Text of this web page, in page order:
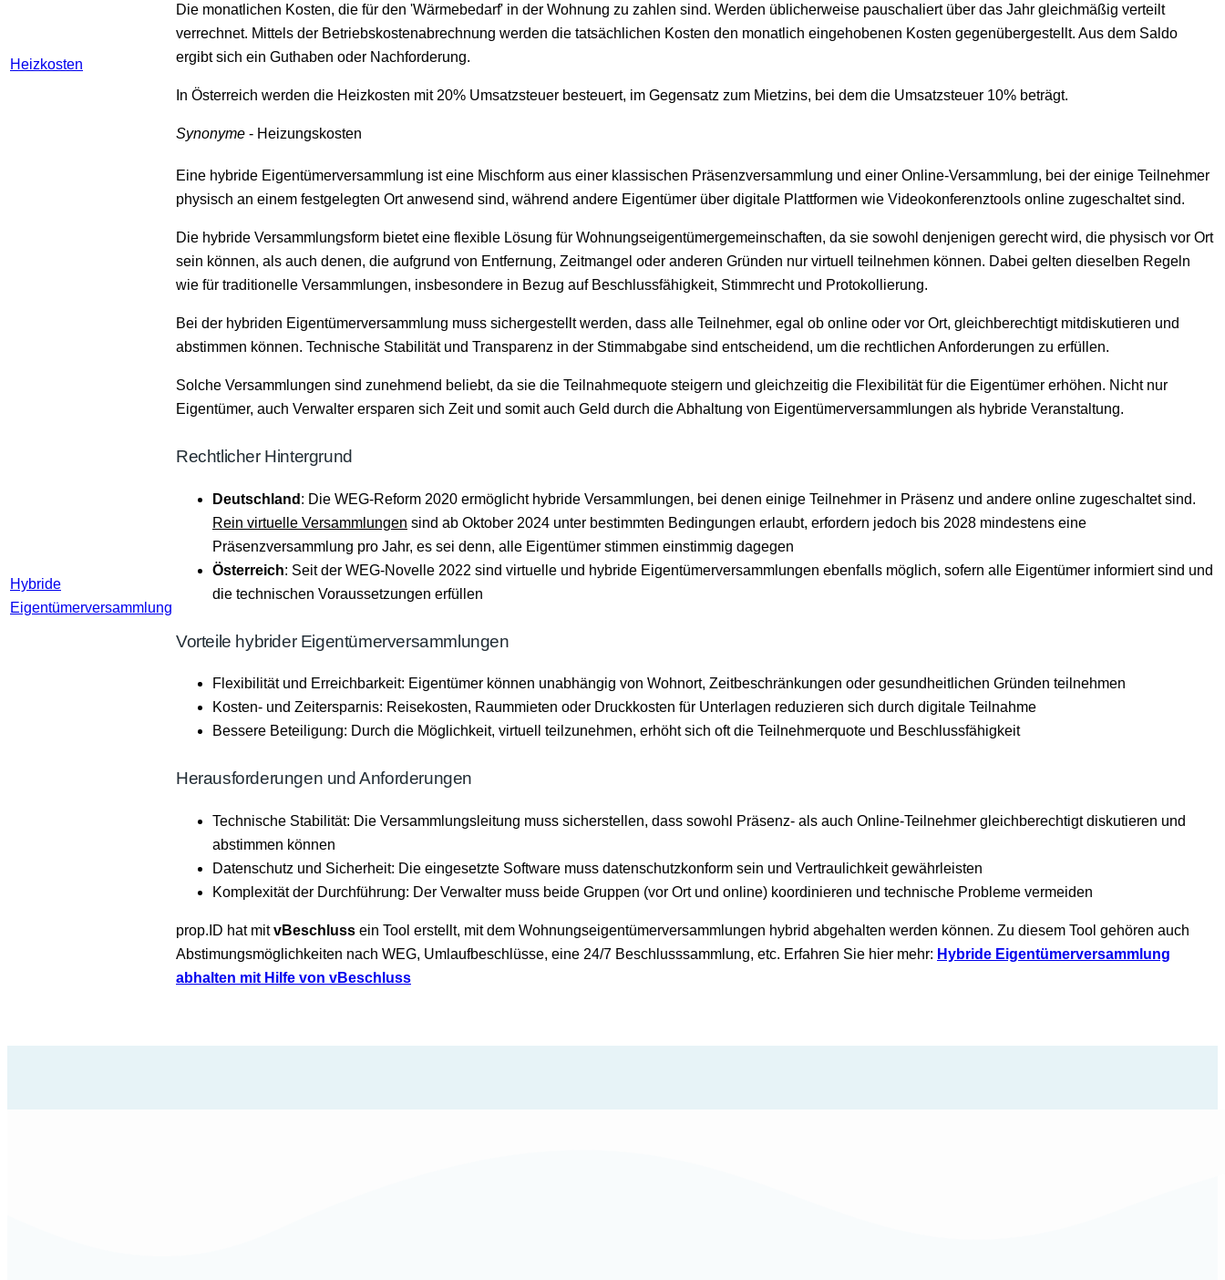
Heizkosten
Die monatlichen Kosten, die für den 'Wärmebedarf' in der Wohnung zu zahlen sind. Werden üblicherweise pauschaliert über das Jahr gleichmäßig verteilt
verrechnet. Mittels der Betriebskostenabrechnung werden die tatsächlichen Kosten den monatlich eingehobenen Kosten gegenübergestellt. Aus dem Saldo
ergibt sich ein Guthaben oder Nachforderung.
In Österreich werden die Heizkosten mit 20% Umsatzsteuer besteuert, im Gegensatz zum Mietzins, bei dem die Umsatzsteuer 10% beträgt.
Synonyme - Heizungskosten
Hybride
Eigentümerversammlung
Eine hybride Eigentümerversammlung ist eine Mischform aus einer klassischen Präsenzversammlung und einer Online-Versammlung, bei der einige Teilnehmer
physisch an einem festgelegten Ort anwesend sind, während andere Eigentümer über digitale Plattformen wie Videokonferenztools online zugeschaltet sind.
Die hybride Versammlungsform bietet eine flexible Lösung für Wohnungseigentümergemeinschaften, da sie sowohl denjenigen gerecht wird, die physisch vor Ort
sein können, als auch denen, die aufgrund von Entfernung, Zeitmangel oder anderen Gründen nur virtuell teilnehmen können. Dabei gelten dieselben Regeln
wie für traditionelle Versammlungen, insbesondere in Bezug auf Beschlussfähigkeit, Stimmrecht und Protokollierung.
Bei der hybriden Eigentümerversammlung muss sichergestellt werden, dass alle Teilnehmer, egal ob online oder vor Ort, gleichberechtigt mitdiskutieren und
abstimmen können. Technische Stabilität und Transparenz in der Stimmabgabe sind entscheidend, um die rechtlichen Anforderungen zu erfüllen.
Solche Versammlungen sind zunehmend beliebt, da sie die Teilnahmequote steigern und gleichzeitig die Flexibilität für die Eigentümer erhöhen. Nicht nur
Eigentümer, auch Verwalter ersparen sich Zeit und somit auch Geld durch die Abhaltung von Eigentümerversammlungen als hybride Veranstaltung.
Rechtlicher Hintergrund
Deutschland : Die WEG-Reform 2020 ermöglicht hybride Versammlungen, bei denen einige Teilnehmer in Präsenz und andere online zugeschaltet sind.
Rein virtuelle Versammlungen sind ab Oktober 2024 unter bestimmten Bedingungen erlaubt, erfordern jedoch bis 2028 mindestens eine
Präsenzversammlung pro Jahr, es sei denn, alle Eigentümer stimmen einstimmig dagegen​
Österreich: Seit der WEG-Novelle 2022 sind virtuelle und hybride Eigentümerversammlungen ebenfalls möglich, sofern alle Eigentümer informiert sind und
die technischen Voraussetzungen erfüllen​
Vorteile hybrider Eigentümerversammlungen
Flexibilität und Erreichbarkeit: Eigentümer können unabhängig von Wohnort, Zeitbeschränkungen oder gesundheitlichen Gründen teilnehmen​
Kosten- und Zeitersparnis: Reisekosten, Raummieten oder Druckkosten für Unterlagen reduzieren sich durch digitale Teilnahme​
Bessere Beteiligung: Durch die Möglichkeit, virtuell teilzunehmen, erhöht sich oft die Teilnehmerquote und Beschlussfähigkeit​
Herausforderungen und Anforderungen
Technische Stabilität: Die Versammlungsleitung muss sicherstellen, dass sowohl Präsenz- als auch Online-Teilnehmer gleichberechtigt diskutieren und
abstimmen können​
Datenschutz und Sicherheit: Die eingesetzte Software muss datenschutzkonform sein und Vertraulichkeit gewährleisten​
Komplexität der Durchführung: Der Verwalter muss beide Gruppen (vor Ort und online) koordinieren und technische Probleme vermeiden​
prop.ID hat mitvBeschluss ein Tool erstellt, mit dem Wohnungseigentümerversammlungen hybrid abgehalten werden können. Zu diesem Tool gehören auch
Abstimungsmöglichkeiten nach WEG, Umlaufbeschlüsse, eine 24/7 Beschlusssammlung, etc. Erfahren Sie hier mehr: Hybride Eigentümerversammlung
abhalten mit Hilfe von vBeschluss